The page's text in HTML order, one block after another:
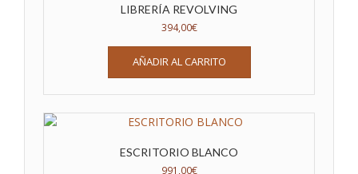
LIBRERÍA REVOLVING
394,00€
AÑADIR AL CARRITO
ESCRITORIO BLANCO
991,00€